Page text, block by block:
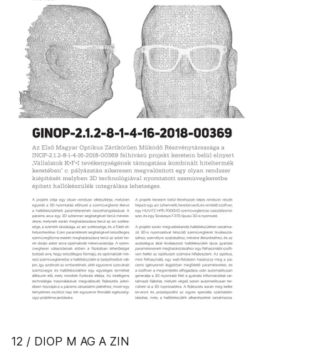
12 / DIOP M AG A ZIN